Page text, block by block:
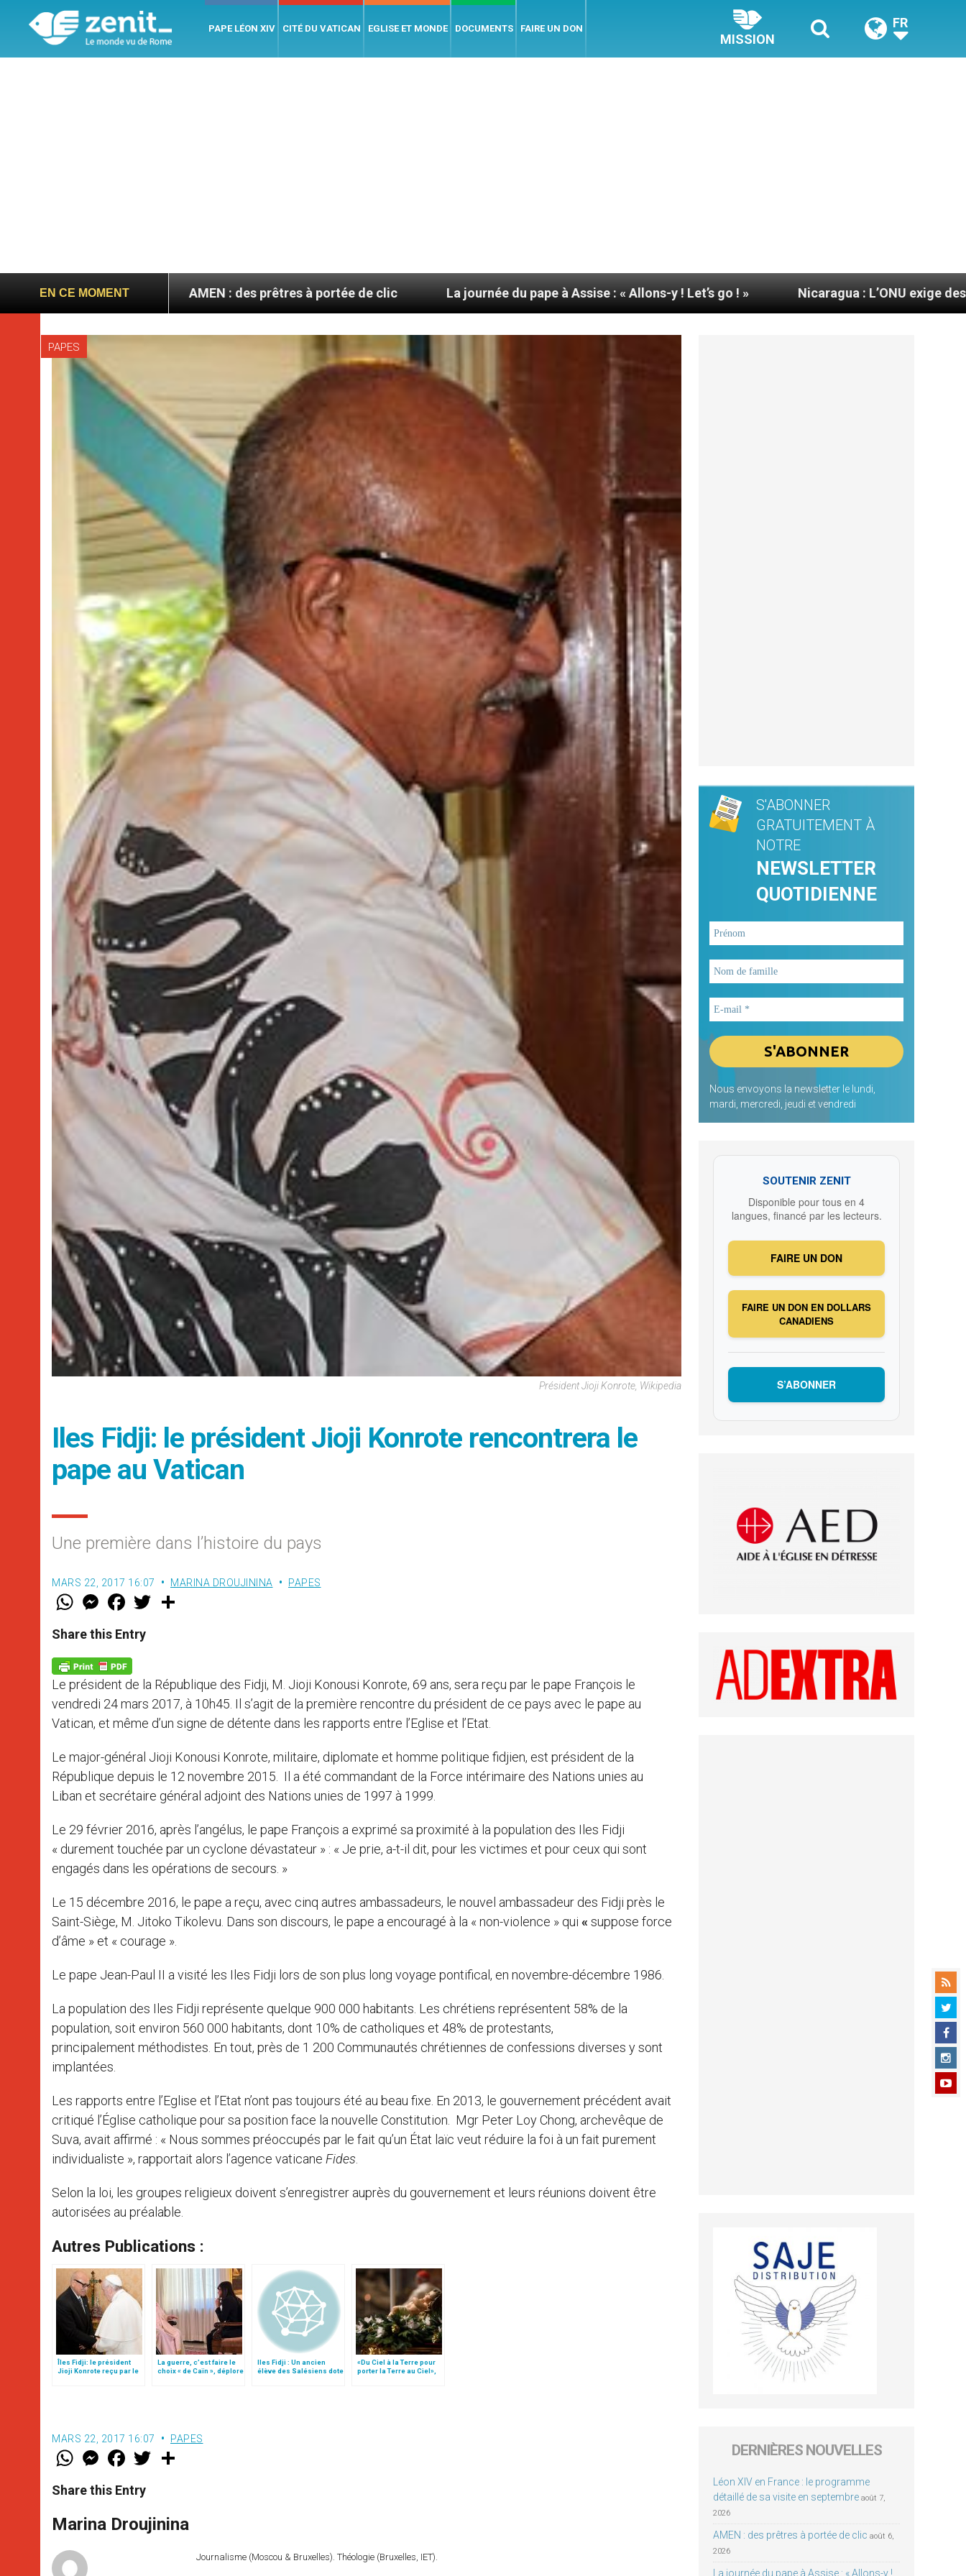
PAPE LÉON XIV CITÉ DU VATICAN EGLISE ET MONDE DOCUMENTS FAIRE UN DON
MISSION
FR
EN CE MOMENT
AMEN : des prêtres à portée de clic La journée du pape à Assise : « Allons-y ! Let’s go ! » Nicaragua : L’ONU exige des nouvelles de Mgr
PAPES
Président Jioji Konrote, Wikipedia
Iles Fidji: le président Jioji Konrote rencontrera le
pape au Vatican
Une première dans l’histoire du pays
MARS 22, 2017 16:07 MARINA DROUJININA PAPES
W
t
s
A
p
p
M
e
s
e
n
g
e
r
F
a
e
b
o
k
w
Share this Entry
Le président de la République des Fidji, M. Jioji Konousi Konrote, 69 ans, sera reçu par le pape François le
vendredi 24 mars 2017, à 10h45. Il s’agit de la première rencontre du président de ce pays avec le pape au
Vatican, et même d’un signe de détente dans les rapports entre l’Eglise et l’Etat.
Le major-général Jioji Konousi Konrote, militaire, diplomate et homme politique fidjien, est président de la
République depuis le 12 novembre 2015. Il a été commandant de la Force intérimaire des Nations unies au
Liban et secrétaire général adjoint des Nations unies de 1997 à 1999.
Le 29 février 2016, après l’angélus, le pape François a exprimé sa proximité à la population des Iles Fidji
« durement touchée par un cyclone dévastateur » : « Je prie, a-t-il dit, pour les victimes et pour ceux qui sont
engagés dans les opérations de secours. »
Le 15 décembre 2016, le pape a reçu, avec cinq autres ambassadeurs, le nouvel ambassadeur des Fidji près le
Saint-Siège, M. Jitoko Tikolevu. Dans son discours, le pape a encouragé à la « non-violence » qui « suppose force
d’âme » et « courage ».
Le pape Jean-Paul II a visité les Iles Fidji lors de son plus long voyage pontifical, en novembre-décembre 1986.
La population des Iles Fidji représente quelque 900 000 habitants. Les chrétiens représentent 58% de la
population, soit environ 560 000 habitants, dont 10% de catholiques et 48% de protestants,
principalement méthodistes. En tout, près de 1 200 Communautés chrétiennes de confessions diverses y sont
implantées.
Les rapports entre l’Eglise et l’Etat n’ont pas toujours été au beau fixe. En 2013, le gouvernement précédent avait
critiqué l’Église catholique pour sa position face la nouvelle Constitution. Mgr Peter Loy Chong, archevêque de
Suva, avait affirmé : « Nous sommes préoccupés par le fait qu’un État laïc veut réduire la foi à un fait purement
individualiste », rapportait alors l’agence vaticane Fides.
Selon la loi, les groupes religieux doivent s’enregistrer auprès du gouvernement et leurs réunions doivent être
autorisées au préalable.
Autres Publications :
Îles Fidji: le président
Jioji Konrote reçu par le
La guerre, c’est faire le
choix « de Caïn », déplore
Iles Fidji : Un ancien
élève des Salésiens dote
«Du Ciel à la Terre pour
porter la Terre au Ciel»,
MARS 22, 2017 16:07 PAPES
W
t
s
p
p
M
e
s
e
g
e
F
a
e
b
o
k
w
r
Share this Entry
Marina Droujinina
Journalisme (Moscou & Bruxelles). Théologie (Bruxelles, IET).
S'ABONNER
GRATUITEMENT À
NOTRE
NEWSLETTER
QUOTIDIENNE
Nous envoyons la newsletter le lundi,
mardi, mercredi, jeudi et vendredi
SOUTENIR ZENIT
Disponible pour tous en 4
langues, financé par les lecteurs.
FAIRE UN DON
FAIRE UN DON EN DOLLARS
CANADIENS
S’ABONNER
DERNIÈRES NOUVELLES
Léon XIV en France : le programme
détaillé de sa visite en septembre août 7,
2026
AMEN : des prêtres à portée de clic août 6,
2026
La journée du pape à Assise : « Allons-y !